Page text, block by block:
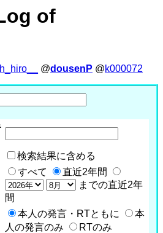
of
@dousenP @k000072
検索結果に含める
すべて
直近2年間
までの直近2年
間
本人の発言・RTともに
本
人の発言のみ
RTのみ